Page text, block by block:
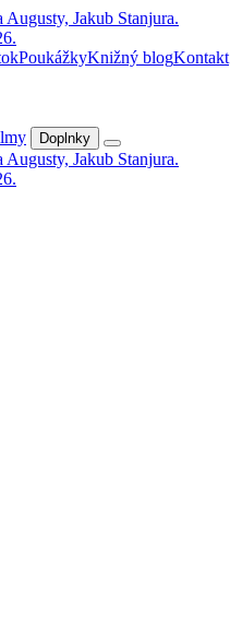
PoukážkyKnižný blogKontakt
Doplnky